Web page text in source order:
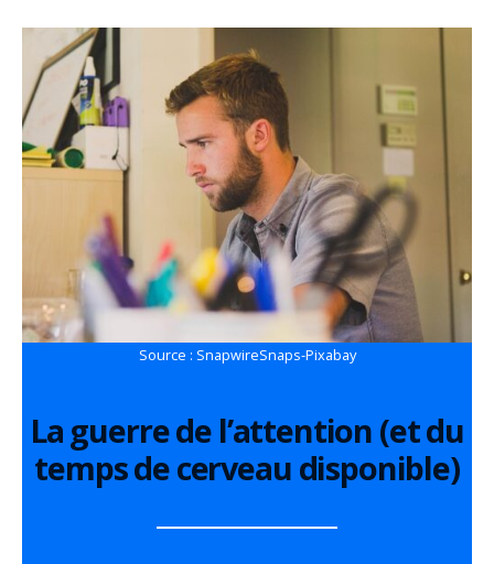
Source : SnapwireSnaps-Pixabay
La guerre de l’attention (et du
temps de cerveau disponible)